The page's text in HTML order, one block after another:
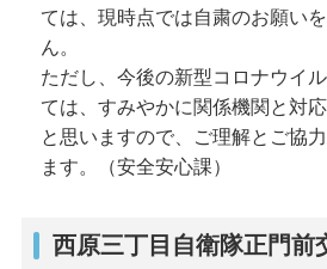
ては、現時点では自粛のお願い
ん。
ただし、今後の新型コロナウイ
ては、すみやかに関係機関と対
と思いますので、ご理解とご協
ます。（安全安心課）
西原三丁目自衛隊正門前